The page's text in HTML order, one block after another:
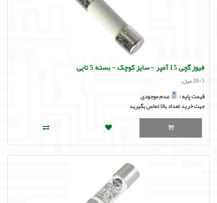
فیوز گچی 15 آمپر - سایز کوچک - بسته 5 تایی
5*20 میل..
قیمت پایه :
عدم موجودی
جهت خرید تعداد بالا تماس بگیرید